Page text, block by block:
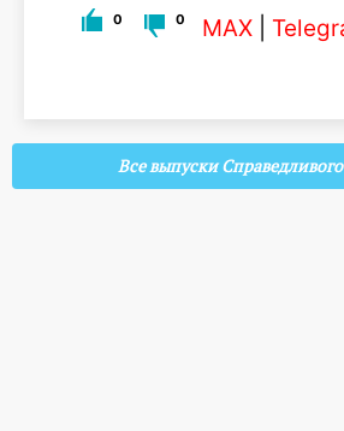
0 0 MAX
Все выпуски